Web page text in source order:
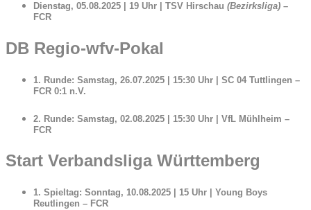
Dienstag, 05.08.2025 | 19 Uhr | TSV Hirschau (Bezirksliga) –
FCR
DB Regio-wfv-Pokal
1. Runde: Samstag, 26.07.2025 | 15:30 Uhr | SC 04 Tuttlingen –
FCR 0:1 n.V.
2. Runde: Samstag, 02.08.2025 | 15:30 Uhr | VfL Mühlheim –
FCR
Start Verbandsliga Württemberg
1. Spieltag: Sonntag, 10.08.2025 | 15 Uhr | Young Boys
Reutlingen – FCR